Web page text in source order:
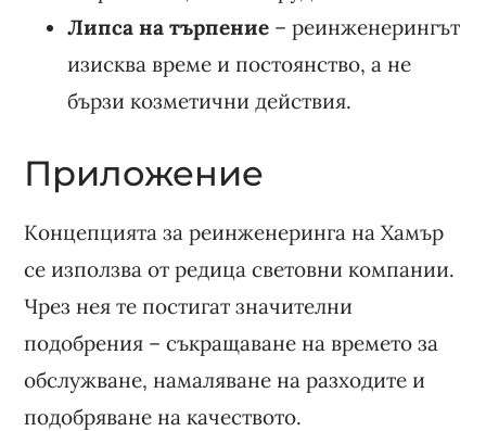
Липса на търпение – реинженерингът
изисква време и постоянство, а не
бързи козметични действия.
Приложение
Концепцията за реинженеринга на Хамър
се използва от редица световни компании.
Чрез нея те постигат значителни
подобрения – съкращаване на времето за
обслужване, намаляване на разходите и
подобряване на качеството.